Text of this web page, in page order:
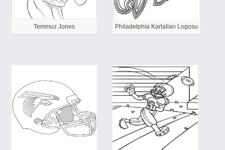
Temmuz Jones Philadelphia Kartalları Logosu